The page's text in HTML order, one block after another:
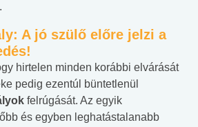
A jó szülő előre jelzi a
hirtelen minden korábbi elvárását
pedig ezentúl büntetlenül
felrúgását. Az egyik
és egyben leghatástalanabb